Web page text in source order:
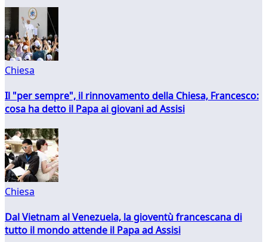
Chiesa
Il "per sempre", il rinnovamento della Chiesa, Francesco:
cosa ha detto il Papa ai giovani ad Assisi
Chiesa
Dal Vietnam al Venezuela, la gioventù francescana di
tutto il mondo attende il Papa ad Assisi